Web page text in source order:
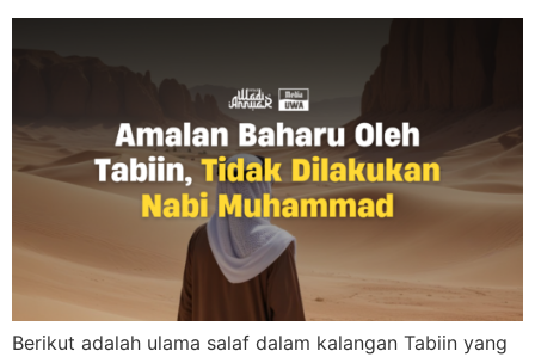
Berikut adalah ulama salaf dalam kalangan Tabiin yang